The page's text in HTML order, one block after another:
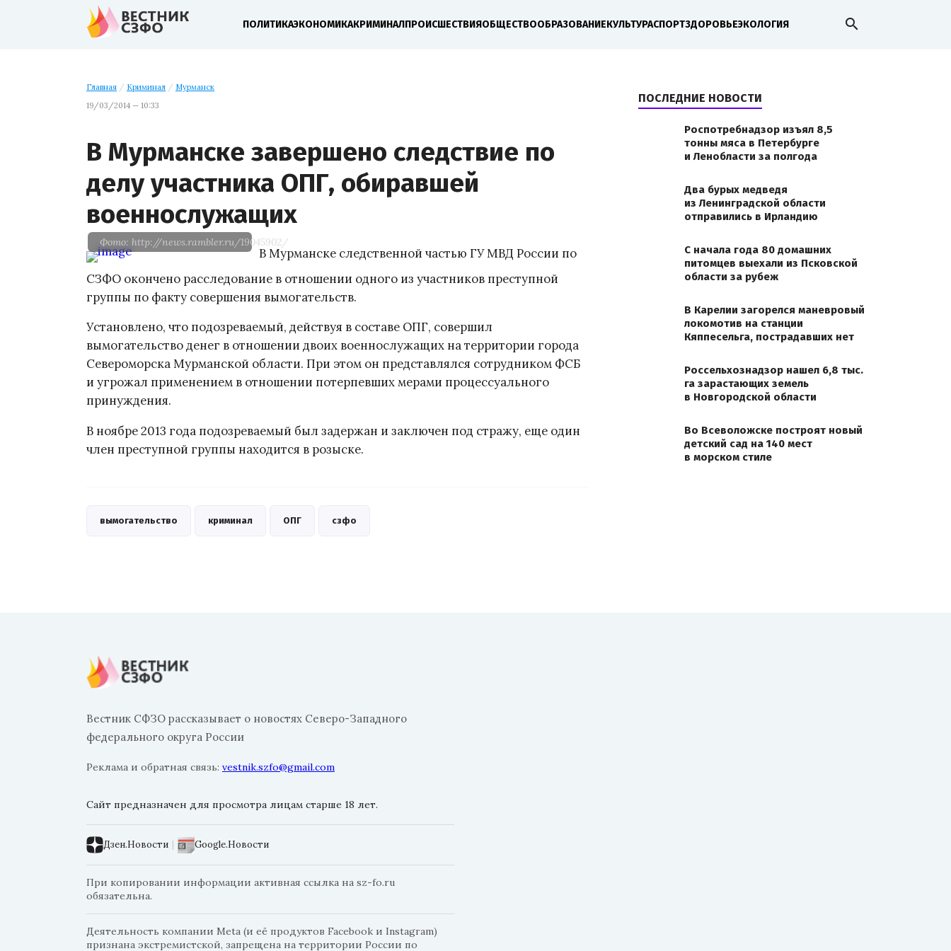
ПОЛИТИКАЭКОНОМИКАКРИМИНАЛПРОИСШЕСТВИЯОБЩЕСТВООБРАЗОВАНИЕКУЛЬТУРАСПОРТЗДОРОВЬЕЭКОЛОГИЯ search
Главная / Криминал / Мурманск
19/03/2014 — 10:33
В Мурманске завершено следствие по
делу участника ОПГ, обиравшей
военнослужащих
Фото: http://news.rambler.ru/19045902/
В Мурманске следственной частью ГУ МВД России по
СЗФО окончено расследование в отношении одного из участников преступной
группы по факту совершения вымогательств.
Установлено, что подозреваемый, действуя в составе ОПГ, совершил
вымогательство денег в отношении двоих военнослужащих на территории города
Североморска Мурманской области. При этом он представлялся сотрудником ФСБ
и угрожал применением в отношении потерпевших мерами процессуального
принуждения.
В ноябре 2013 года подозреваемый был задержан и заключен под стражу, еще один
член преступной группы находится в розыске.
вымогательство криминал ОПГ сзфо
ПОСЛЕДНИЕ НОВОСТИ
Роспотребнадзор изъял 8,5
тонны мяса в Петербурге
и Ленобласти за полгода
Два бурых медведя
из Ленинградской области
отправились в Ирландию
С начала года 80 домашних
питомцев выехали из Псковской
области за рубеж
В Карелии загорелся маневровый
локомотив на станции
Кяппесельга, пострадавших нет
Россельхознадзор нашел 6,8 тыс.
га зарастающих земель
в Новгородской области
Во Всеволожске построят новый
детский сад на 140 мест
в морском стиле
Вестник СФЗО рассказывает о новостях Северо-Западного
федерального округа России
Реклама и обратная связь: vestnik.szfo@gmail.com
Сайт предназначен для просмотра лицам старше 18 лет.
Дзен.Новости | Google.Новости
При копировании информации активная ссылка на sz-fo.ru
обязательна.
Деятельность компании Meta (и её продуктов Facebook и Instagram)
признана экстремистской, запрещена на территории России по